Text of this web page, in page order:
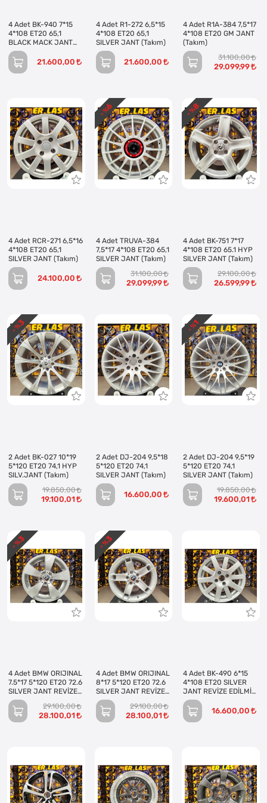
4 Adet BK-940 7*15
4*108 ET20 65,1
BLACK MACK JANT
(Takım)
21.600,00
4 Adet R1-272 6,5*15
4*108 ET20 65,1
SILVER JANT (Takım)
21.600,00
4 Adet R1A-384 7,5*17
4*108 ET20 GM JANT
(Takım)
31.100,00
29.099,99
4 Adet RCR-271 6,5*16
4*108 ET20 65,1
SILVER JANT (Takım)
24.100,00
4 Adet TRUVA-384
7,5*17 4*108 ET20 65,1
SILVER JANT (Takım)
31.100,00
29.099,99
- %
6
4 Adet BK-751 7*17
4*108 ET20 65.1 HYP
SILVER JANT (Takım)
29.100,00
26.599,99
- %
8
2 Adet BK-027 10*19
5*120 ET20 74,1 HYP
SILV.JANT (Takım)
19.850,00
19.100,01
- %
3
2 Adet DJ-204 9,5*18
5*120 ET20 74,1
SILVER JANT (Takım)
16.600,00
2 Adet DJ-204 9,5*19
5*120 ET20 74,1
SILVER JANT (Takım)
19.850,00
19.600,01
- %
1
4 Adet BMW ORIJINAL
7.5*17 5*120 ET20 72.6
SILVER JANT REVİZE
EDİLMİŞ (Takım)
29.100,00
28.100,01
- %
3
4 Adet BMW ORIJINAL
8*17 5*120 ET20 72.6
SILVER JANT REVİZE
29.100,00
28.100,01
- %
3
4 Adet BK-490 6*15
4*108 ET20 SILVER
JANT REVİZE EDİLMİŞ
(Takım)
16.600,00